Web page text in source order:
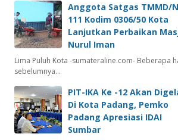
Anggota Satgas TMMD/
111 Kodim 0306/50 Kota
Lanjutkan Perbaikan
Nurul Iman
Lima Puluh Kota -sumateraline.com- Beberapa
sebelumnya…
PIT-IKA Ke -12 Akan
Di Kota Padang, Pemko
Padang Apresiasi IDAI
Sumbar